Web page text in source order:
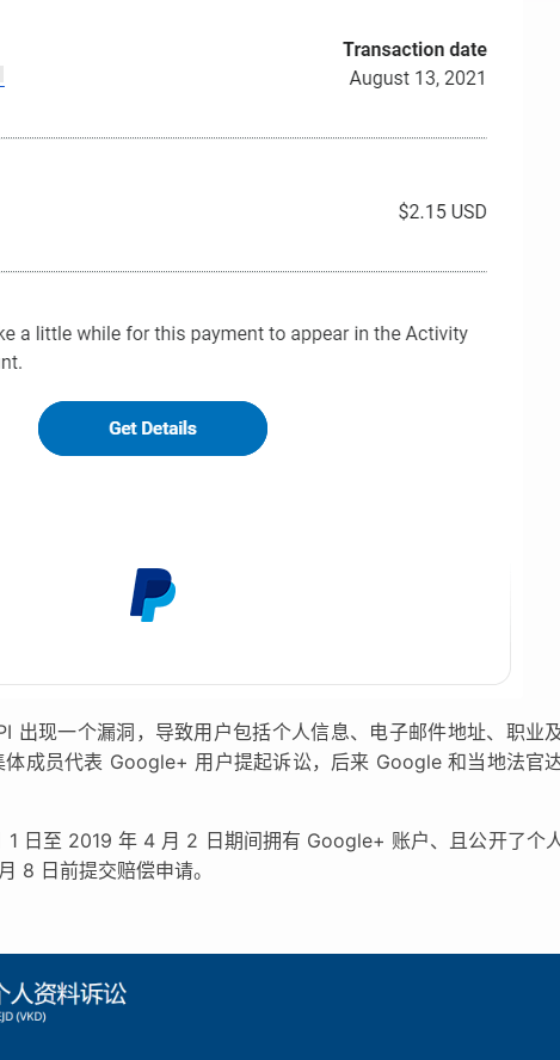
出现一个漏洞，导致用户包括个人信息、电子邮件地址、职业
成员代表 Google+ 用户提起诉讼，后来 Google 和当地法官
1 日至 2019 年 4 月 2 日期间拥有 Google+ 账户、且公开了个
8 日前提交赔偿申请。